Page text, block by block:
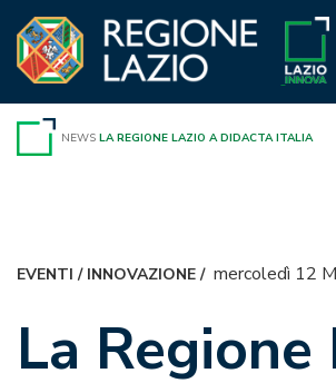
contenuto
NEWS LA REGIONE LAZIO A DIDACTA ITALIA
EVENTI / INNOVAZIONE/ mercoledì 12
La Regione